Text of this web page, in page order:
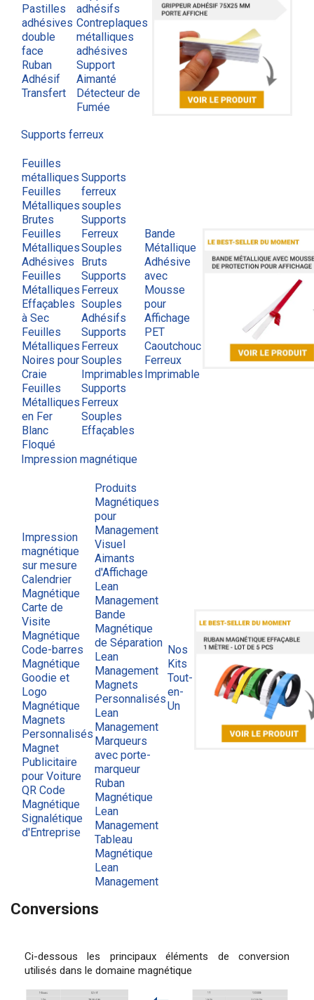
Pastilles
adhésives
double
face
Ruban
Adhésif
Transfert
adhésifs
Contreplaques
métalliques
adhésives
Support
Aimanté
Détecteur de
Fumée
Supports ferreux
Feuilles
métalliques
Feuilles
Métalliques
Brutes
Feuilles
Métalliques
Adhésives
Feuilles
Métalliques
Effaçables
à Sec
Feuilles
Métalliques
Noires pour
Craie
Feuilles
Métalliques
en Fer
Blanc
Floqué
Supports
ferreux
souples
Supports
Ferreux
Souples
Bruts
Supports
Ferreux
Souples
Adhésifs
Supports
Ferreux
Souples
Imprimables
Supports
Ferreux
Souples
Effaçables
Bande
Métallique
Adhésive
avec
Mousse
pour
Affichage
PET
Caoutchouc
Ferreux
Imprimable
Impression magnétique
Impression
magnétique
sur mesure
Calendrier
Magnétique
Carte de
Visite
Magnétique
Code-barres
Magnétique
Goodie et
Logo
Magnétique
Magnets
Personnalisés
Magnet
Publicitaire
pour Voiture
QR Code
Magnétique
Signalétique
d'Entreprise
Produits
Magnétiques
pour
Management
Visuel
Aimants
d'Affichage
Lean
Management
Bande
Magnétique
de Séparation
Lean
Management
Magnets
Personnalisés
Lean
Management
Marqueurs
avec porte-
marqueur
Ruban
Magnétique
Lean
Management
Tableau
Magnétique
Lean
Management
Nos
Kits
Tout-
en-
Un
Conversions
Ci-dessous les principaux éléments de conversion
utilisés dans le domaine magnétique